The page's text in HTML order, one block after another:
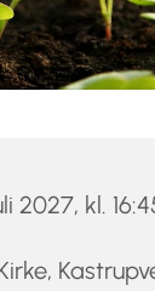
2027, kl.